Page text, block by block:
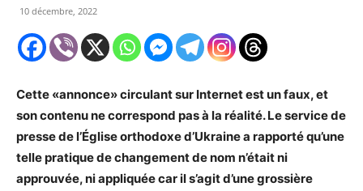
10 décembre, 2022
Cette «annonce» circulant sur Internet est un faux, et
son contenu ne correspond pas à la réalité. Le service de
presse de l’Église orthodoxe d’Ukraine a rapporté qu’une
telle pratique de changement de nom n’était ni
approuvée, ni appliquée car il s’agit d’une grossière